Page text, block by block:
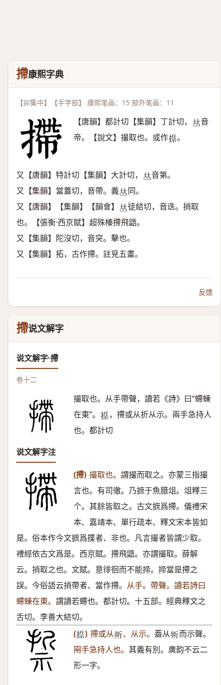
摕康熙字典
【卯集中】【手字部】 康熙笔画：15 部外笔画：11
【唐韻】都計切【集韻】丁計切， 𠀤音
帝。【說文】撮取也。或作𢰂 。
又【唐韻】特計切【集韻】大計切， 𠀤音第。
又【集韻】當蓋切，音帶。義𠀤同。
又【唐韻】【集韻】【韻會】 𠀤徒結切，音迭。捎取
也。【張衡·西京賦】超殊榛摕飛鼯。
又【集韻】陀沒切，音突。擊也。
又【集韻】拓，古作摕。註見五畫。
反馈
摕说文解字
说文解字·摕
卷十二
撮取也。从手帶聲，讀若《詩》曰“螮蝀
在東”。 𢰂 ，摕或从折从示。兩手急持人
也。都計切
说文解字注
(摕) 撮取也。 謂撮而取之。亦蒙三指撮
言也。有司徹。乃摭于魚腊俎。俎釋三
个。其餘皆取之。古文摭爲摕。儀禮宋
本、嘉靖本、單行疏本、釋文宋本皆如
是。俗本作今文摭爲揲者、非也。凡言撮者皆謂少取。
禮經依古文爲是。西京賦。摕飛鼯。亦謂撮取。薛解
云。捎取之也。文賦。意徘徊而不能揥。揥當是摕之
誤。今俗語云捎帶者、當作摕。 从手。帶聲。讀若詩曰
螮蝀在東。 謂讀若螮也。都計切。十五部。經典釋文之
舌切。李善大結切。
(𢰂 ) 摕或从𣂚 、从示。 葢从𣂚 而示聲。
㒳手急持人也。 其義有別。廣韵不云二
形一字。